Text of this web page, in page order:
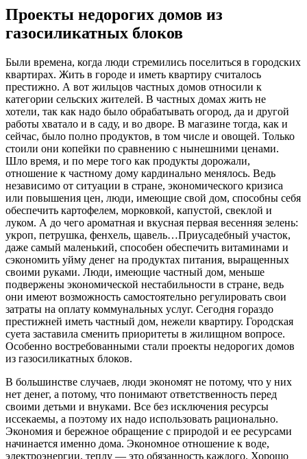
Проекты недорогих домов из
газосиликатных блоков
Были времена, когда люди стремились поселиться в городских
квартирах. Жить в городе и иметь квартиру считалось
престижно. А вот жильцов частных домов относили к
категории сельских жителей. В частных домах жить не
хотели, так как надо было обрабатывать огород, да и другой
работы хватало и в саду, и во дворе. В магазине тогда, как и
сейчас, было полно продуктов, в том числе и овощей. Только
стоили они копейки по сравнению с нынешними ценами.
Шло время, и по мере того как продукты дорожали,
отношение к частному дому кардинально менялось. Ведь
независимо от ситуации в стране, экономического кризиса
или повышения цен, люди, имеющие свой дом, способны себя
обеспечить картофелем, морковкой, капустой, свеклой и
луком. А до чего ароматная и вкусная первая весенняя зелень:
укроп, петрушка, фенхель, щавель…Приусадебный участок,
даже самый маленький, способен обеспечить витаминами и
сэкономить уйму денег на продуктах питания, выращенных
своими руками. Люди, имеющие частный дом, меньше
подвержены экономической нестабильности в стране, ведь
они имеют возможность самостоятельно регулировать свои
затраты на оплату коммунальных услуг. Сегодня гораздо
престижней иметь частный дом, нежели квартиру. Городская
суета заставила сменить приоритеты в жилищном вопросе.
Особенно востребованными стали проекты недорогих домов
из газосиликатных блоков.
В большинстве случаев, люди экономят не потому, что у них
нет денег, а потому, что понимают ответственность перед
своими детьми и внуками. Все без исключения ресурсы
иссекаемы, а поэтому их надо использовать рационально.
Экономия и бережное обращение с природой и ее ресурсами
начинается именно дома. Экономное отношение к воде,
электроэнергии, теплу — это обязанность каждого. Хорошо